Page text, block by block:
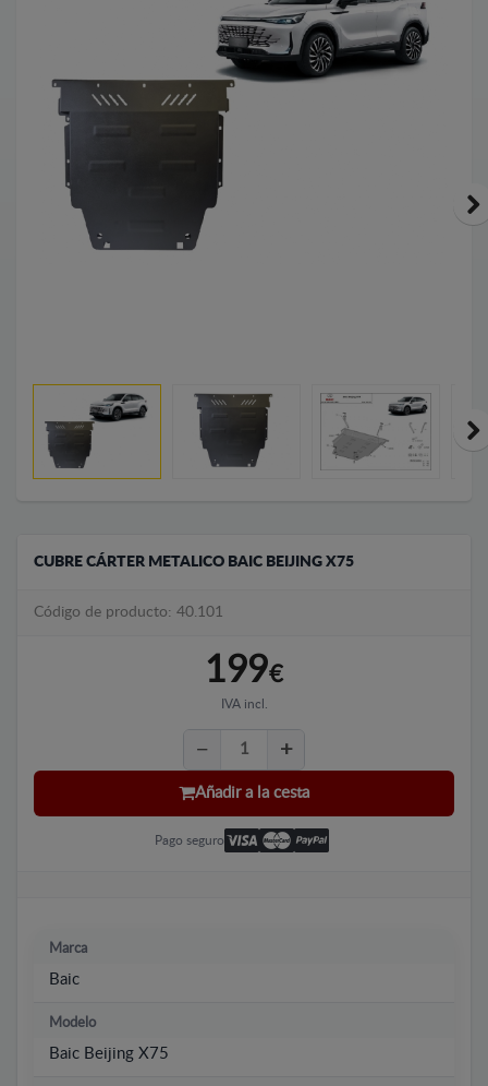
CUBRE CÁRTER METALICO BAIC BEIJING X75
Código de producto: 40.101
199€
IVA incl.
Añadir a la cesta
Pago seguro
Marca
Baic
Modelo
Baic Beijing X75